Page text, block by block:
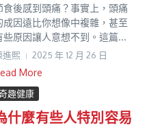
食後感到頭痛？事實上，頭痛
成因遠比你想像中複雜，甚至
些原因讓人意想不到。這篇...
進𤋮 2025 年 12 月 26 日
More
趣健康
什麼有些人特別容易